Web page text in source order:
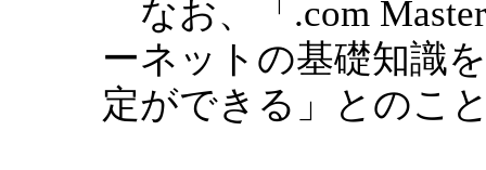
なお、「.com
ーネットの基礎知識
定ができる」とのこ